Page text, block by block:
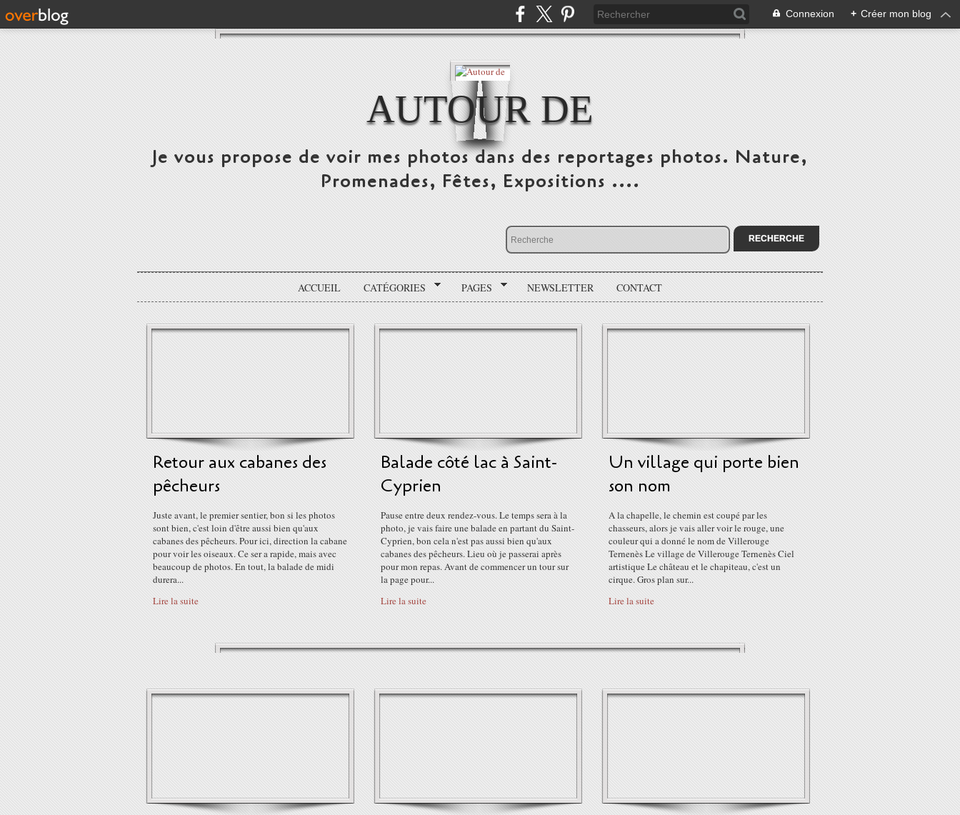
Connexion + Créer mon blog
AUTOUR DE
Je vous propose de voir mes photos dans des reportages photos. Nature,
Promenades, Fêtes, Expositions ....
ACCUEIL CATÉGORIES PAGES NEWSLETTER CONTACT
Retour aux cabanes des
pêcheurs
Juste avant, le premier sentier, bon si les photos
sont bien, c'est loin d'être aussi bien qu'aux
cabanes des pêcheurs. Pour ici, direction la cabane
pour voir les oiseaux. Ce ser a rapide, mais avec
beaucoup de photos. En tout, la balade de midi
durera...
Lire la suite
Balade côté lac à Saint-
Cyprien
Pause entre deux rendez-vous. Le temps sera à la
photo, je vais faire une balade en partant du Saint-
Cyprien, bon cela n'est pas aussi bien qu'aux
cabanes des pêcheurs. Lieu où je passerai après
pour mon repas. Avant de commencer un tour sur
la page pour...
Lire la suite
Un village qui porte bien
son nom
A la chapelle, le chemin est coupé par les
chasseurs, alors je vais aller voir le rouge, une
couleur qui a donné le nom de Villerouge
Ternenès Le village de Villerouge Ternenès Ciel
artistique Le château et le chapiteau, c'est un
cirque. Gros plan sur...
Lire la suite